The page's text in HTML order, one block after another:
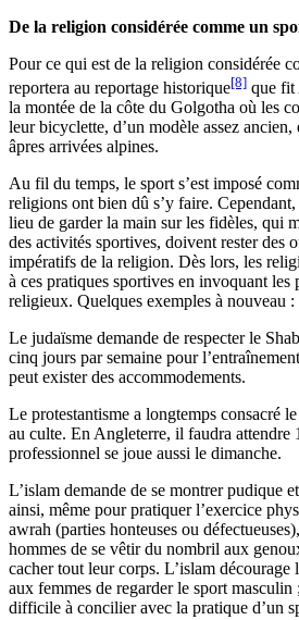
De la religion considérée comme un
Pour ce qui est de la religion considérée
reportera au reportage historique[8] que fit
la montée de la côte du Golgotha où les
leur bicyclette, d’un modèle assez
âpres arrivées alpines.
Au fil du temps, le sport s’est imposé
religions ont bien dû s’y faire.
lieu de garder la main sur les fidèles, qui
des activités sportives, doivent rester des
impératifs de la religion. Dès lors, les
à ces pratiques sportives en invoquant les
religieux. Quelques exemples à nouveau :
Le judaïsme demande de respecter le
cinq jours par semaine pour
peut exister des accommodements.
Le protestantisme a longtemps consacré
au culte. En Angleterre, il faudra attendre
professionnel se joue aussi le dimanche.
L’islam demande de se montrer pudique
ainsi, même pour pratiquer l’exercice
awrah (parties honteuses ou
hommes de se vêtir du nombril aux
cacher tout leur corps. L’islam
aux femmes de regarder le sport masculin
difficile à concilier avec la pratique d’un